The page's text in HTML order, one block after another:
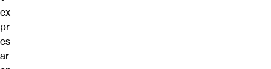
ex
pr
es
ar